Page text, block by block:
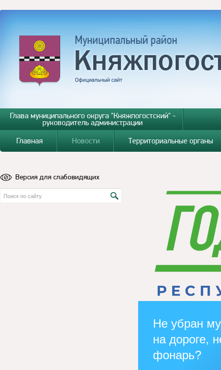
Глава муниципального округа "Княжпогостский" -
руководитель администрации
Главная
Новости Территориальные органы
Версия для слабовидящих
Не убран
на дороге,
фонарь?